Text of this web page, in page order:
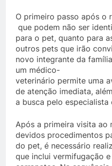
O primeiro passo após o
que podem não ser
para o pet, quanto para
outros pets que irão
novo integrante da
um médico-
veterinário permite uma
de atenção imediata,
a busca pelo especialista
Após a primeira visita ao
devidos procedimentos
do pet, é necessário
que inclui vermifugação